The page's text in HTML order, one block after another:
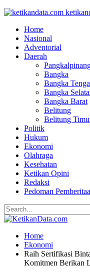
Home
Nasional
Adventorial
Daerah
Bangka
Bangka
Bangka
Bangka Barat
Belitung
Belitung
Politik
Hukum
Ekonomi
Olahraga
Kesehatan
Ketikan Opini
Redaksi
Pedoman
Home
Ekonomi
Raih Sertifikasi
Komitmen Berikan